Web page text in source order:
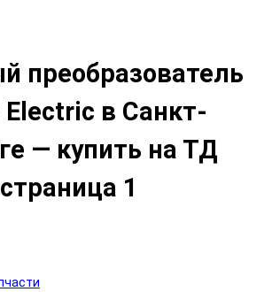
преобразователь
Electric в Санкт-
— купить на ТД
1